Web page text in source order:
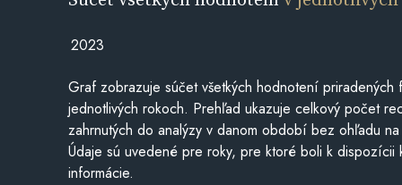
2023
Graf zobrazuje súčet všetkých hodnotení priradených
jednotlivých rokoch. Prehľad ukazuje celkový počet
zahrnutých do analýzy v danom období bez ohľadu
Údaje sú uvedené pre roky, pre ktoré boli k dispozícii
informácie.